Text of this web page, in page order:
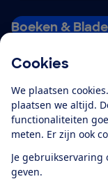
Cookies
We plaatsen
plaatsen we altijd.
functionaliteiten
meten. Er zijn ook
Je gebruikservaring
geven.
Boeken &